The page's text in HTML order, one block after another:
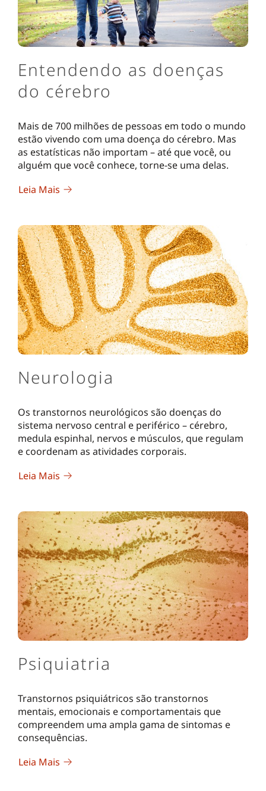
Entendendo as doenças
do cérebro
Mais de 700 milhões de pessoas em todo o mundo
estão vivendo com uma doença do cérebro. Mas
as estatísticas não importam – até que você, ou
alguém que você conhece, torne-se uma delas.
Leia Mais
Neurologia
Os transtornos neurológicos são doenças do
sistema nervoso central e periférico – cérebro,
medula espinhal, nervos e músculos, que regulam
e coordenam as atividades corporais.
Leia Mais
Psiquiatria
Transtornos psiquiátricos são transtornos
mentais, emocionais e comportamentais que
compreendem uma ampla gama de sintomas e
consequências.
Leia Mais